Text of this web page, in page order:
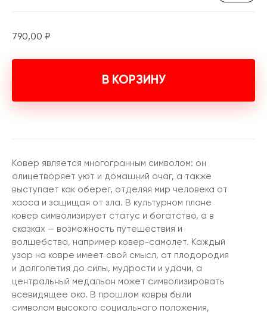
790,00 ₽
В КОРЗИНУ
Ковер является многогранным символом: он
олицетворяет уют и домашний очаг, а также
выступает как оберег, отделяя мир человека от
хаоса и защищая от зла. В культурном плане
ковер символизирует статус и богатство, а в
сказках — возможность путешествия и
волшебства, например ковер-самолет. Каждый
узор на ковре имеет свой смысл, от плодородия
и долголетия до силы, мудрости и удачи, а
центральный медальон может символизировать
всевидящее око. В прошлом ковры были
символом высокого социального положения,